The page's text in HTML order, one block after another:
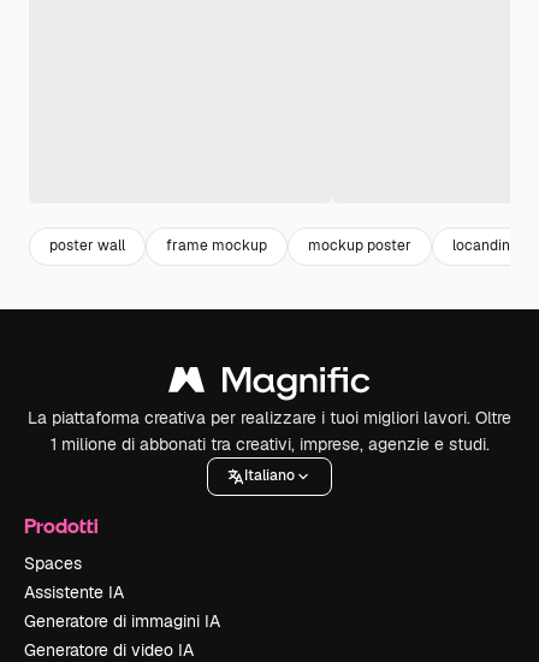
poster wall frame mockup mockup poster locandina
La piattaforma creativa per realizzare i tuoi migliori lavori. Oltre
1 milione di abbonati tra creativi, imprese, agenzie e studi.
Italiano
Prodotti
Spaces
Assistente IA
Generatore di immagini IA
Generatore di video IA